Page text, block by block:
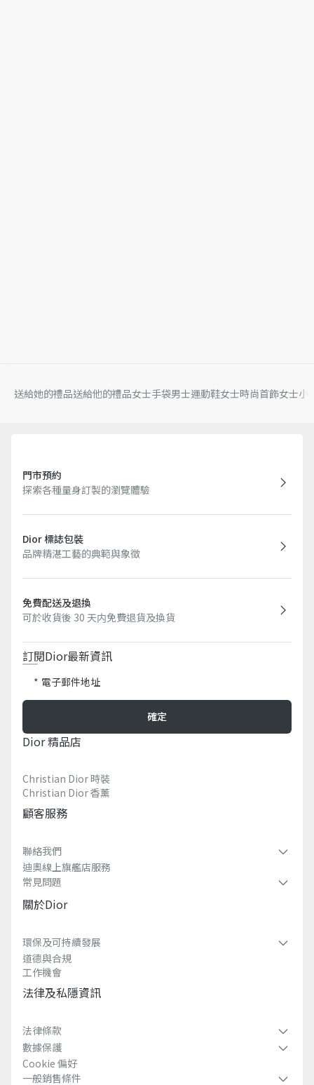
送給她的禮品送給他的禮品女士手袋男士運動鞋女士時尚首飾女士小
門市預約
探索各種量身訂製的瀏覽體驗
Dior 標誌包裝
品牌精湛工藝的典範與象徵
免費配送及退換
可於收貨後 30 天内免費退貨及換貨
訂閱Dior最新資訊​
電子郵件地址
確定
Dior 精品店
Christian Dior 時裝
Christian Dior 香薰​
顧客服務
聯絡我們
迪奧線上旗艦店服務
常見問題​
關於dior
環保及可持續發展​
道德與合規
工作機會
法律及私隱資訊​
法律條款
數據保護
Cookie 偏好
一般銷售條件